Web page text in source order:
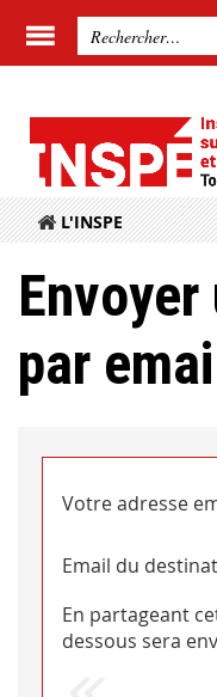
L'INSPE
par
Votre adresse
Email du
En partageant
dessous sera